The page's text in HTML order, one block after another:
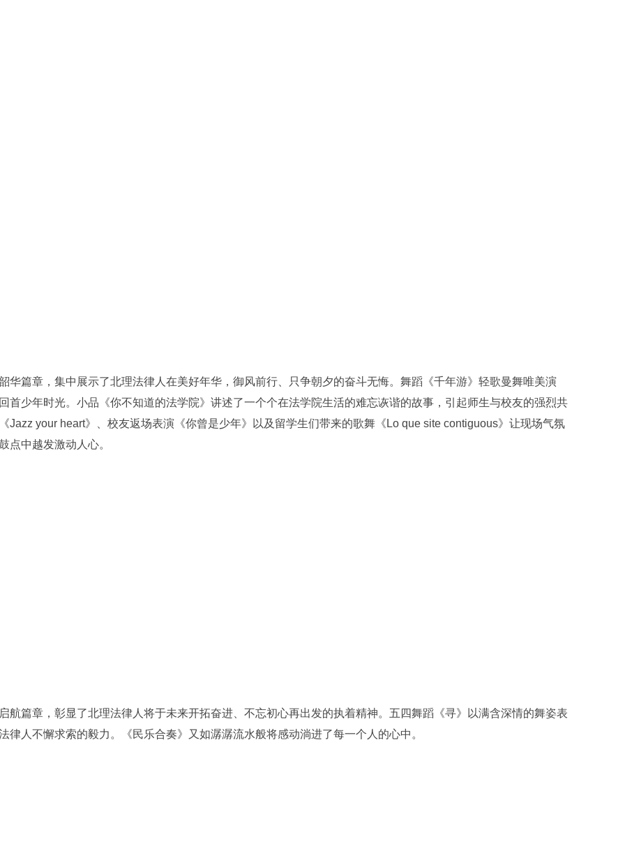
章，集中展示了北理法律人在美好年华，御风前行、只争朝夕的奋斗无悔。舞蹈《千年游》轻歌曼舞唯美演
首少年时光。小品《你不知道的法学院》讲述了一个个在法学院生活的难忘诙谐的故事，引起师生与校友的强烈共
Jazz your heart》、校友返场表演《你曾是少年》以及留学生们带来的歌舞《Lo que site contiguous》让现场气氛
点中越发激动人心。
章，彰显了北理法律人将于未来开拓奋进、不忘初心再出发的执着精神。五四舞蹈《寻》以满含深情的舞姿表
律人不懈求索的毅力。《民乐合奏》又如潺潺流水般将感动淌进了每一个人的心中。